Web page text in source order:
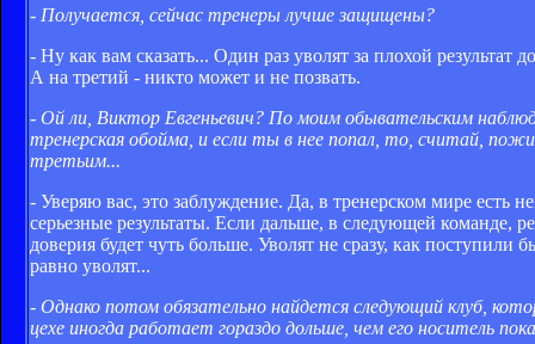
- Получается, сейчас тренеры лучше защищены?
- Ну как вам сказать... Один раз уволят за плохой результат
А на третий - никто может и не позвать.
- Ой ли, Виктор Евгеньевич? По моим обывательским
тренерская обойма, и если ты в нее попал, то, считай,
третьим...
- Уверяю вас, это заблуждение. Да, в тренерском мире есть
серьезные результаты. Если дальше, в следующей команде,
доверия будет чуть больше. Уволят не сразу, как поступили
равно уволят...
- Однако потом обязательно найдется следующий клуб,
цехе иногда работает гораздо дольше, чем его носитель